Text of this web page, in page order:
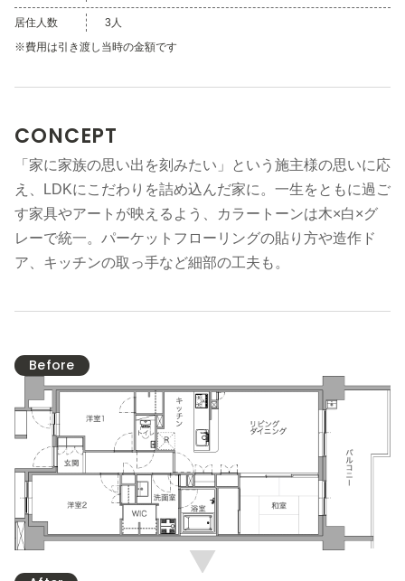
居住人数
3人
※費用は引き渡し当時の金額です
CONCEPT
「家に家族の思い出を刻みたい」という施主様の思いに応
え、LDKにこだわりを詰め込んだ家に。一生をともに過ご
す家具やアートが映えるよう、カラートーンは木×白×グ
レーで統一。パーケットフローリングの貼り方や造作ド
ア、キッチンの取っ手など細部の工夫も。
Before